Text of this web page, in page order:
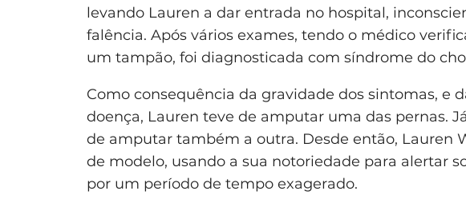
levando Lauren a dar entrada no hospital,
falência. Após vários exames, tendo o médico
um tampão, foi diagnosticada com síndrome do
Como consequência da gravidade dos sintomas, e
doença, Lauren teve de amputar uma das pernas.
de amputar também a outra. Desde então, Lauren
de modelo, usando a sua notoriedade para alertar
por um período de tempo exagerado.